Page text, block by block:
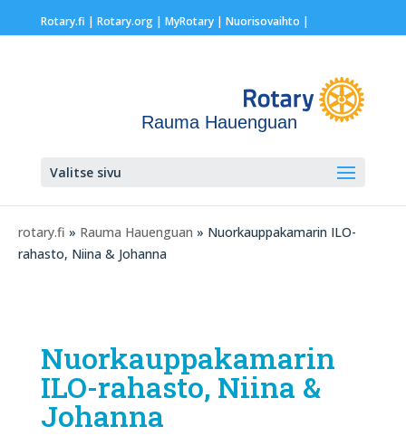
Rotary.fi | Rotary.org| MyRotary | Nuorisovaihto |
Rauma Hauenguan
Valitse sivu
rotary.fi » Rauma Hauenguan » Nuorkauppakamarin ILO-
rahasto, Niina & Johanna
Nuorkauppakamarin
ILO-rahasto, Niina &
Johanna